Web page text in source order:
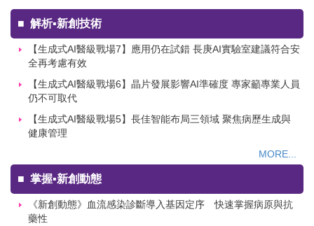
■ 解析▪新創技術
【生成式AI醫級戰場7】應用仍在試錯 長庚AI實驗室建議符合安
全再考慮有效
【生成式AI醫級戰場6】晶片發展影響AI準確度 專家籲專業人員
仍不可取代
【生成式AI醫級戰場5】長佳智能布局三領域 聚焦病歷生成與
健康管理
MORE...
■ 掌握▪新創動態
《新創動態》血流感染診斷導入基因定序 快速掌握病原與抗
藥性